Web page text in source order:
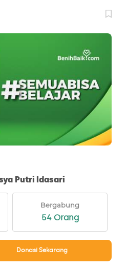
Putri Idasari
Bergabung
54 Orang
Donasi Sekarang